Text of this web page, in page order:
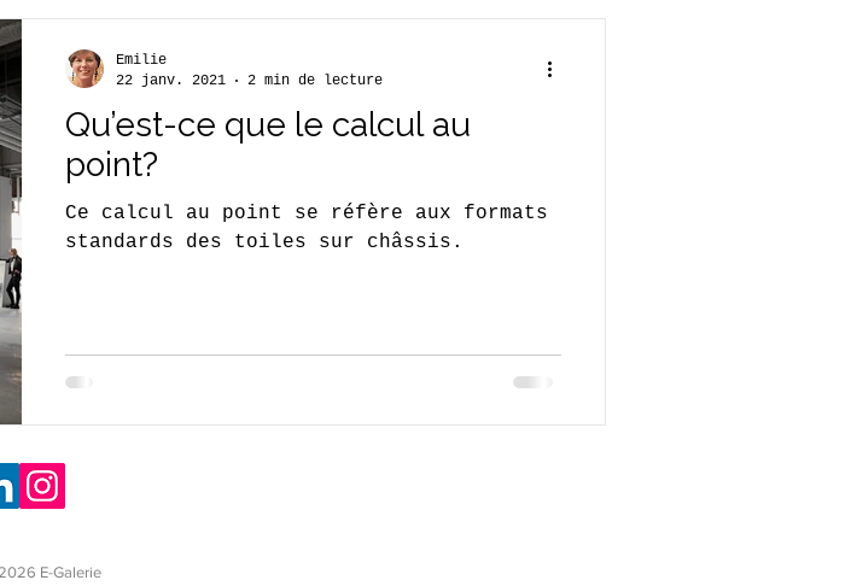
Qu’est-ce que le calcul au
point?
Ce calcul au point se réfère aux formats
standards des toiles sur châssis.
Emilie
22 janv. 2021
2 min de lecture
E-Galerie